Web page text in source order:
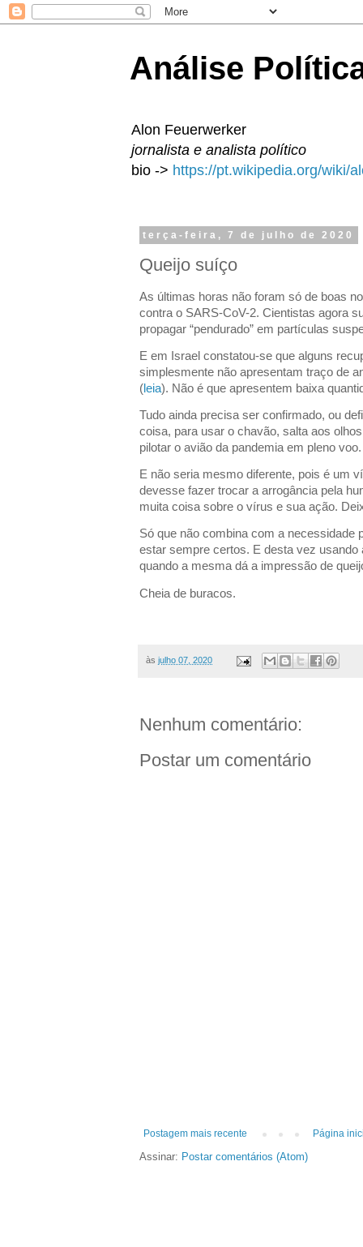
Análise
Alon Feuerwerker
jornalista e analista político
bio -> https://pt.wikipedia.org/wiki/
terça-feira, 7 de julho de 2020
Queijo suíço
As últimas horas não foram só de boas
contra o SARS-CoV-2. Cientistas agora
propagar “pendurado” em partículas
E em Israel constatou-se que alguns
simplesmente não apresentam traço de
(leia). Não é que apresentem baixa
Tudo ainda precisa ser confirmado, ou
coisa, para usar o chavão, salta aos
pilotar o avião da pandemia em pleno voo.
E não seria mesmo diferente, pois é um
devesse fazer trocar a arrogância pela
muita coisa sobre o vírus e sua ação.
Só que não combina com a necessidade
estar sempre certos. E desta vez usando
quando a mesma dá a impressão de
Cheia de buracos.
às julho 07, 2020
Nenhum comentário:
Postar um comentário
Postagem mais recente Página
Assinar: Postar comentários (Atom)